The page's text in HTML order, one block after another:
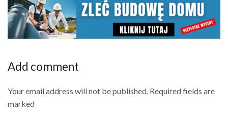
Add comment
Your email address will not be published. Required fields are
marked